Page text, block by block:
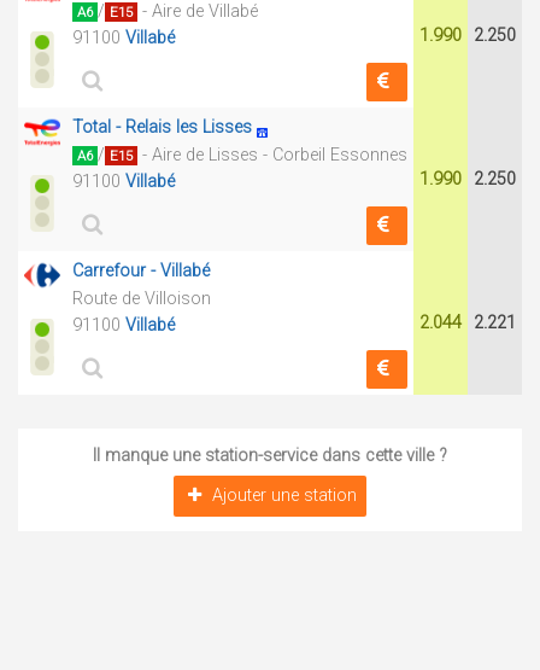
A6 / E15 - Aire de Villabé
91100 Villabé 1.990 2.250
Total - Relais les Lisses
A6 / E15 - Aire de Lisses - Corbeil Essonnes
91100 Villabé 1.990 2.250
Carrefour - Villabé
Route de Villoison
91100 Villabé 2.044 2.221
Il manque une station-service dans cette ville ?
Ajouter une station